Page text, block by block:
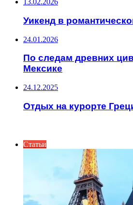
13.02.2026
Уикенд в
24.01.2026
По следам древних
Мексике
24.12.2025
Отдых на курорте
Статьи